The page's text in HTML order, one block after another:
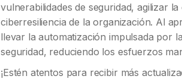
vulnerabilidades de seguridad, agilizar
ciberresiliencia de la organización. Al
llevar la automatización impulsada por
seguridad, reduciendo los esfuerzos
¡Estén atentos para recibir más